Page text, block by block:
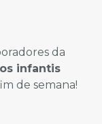
da
infantis
de semana!